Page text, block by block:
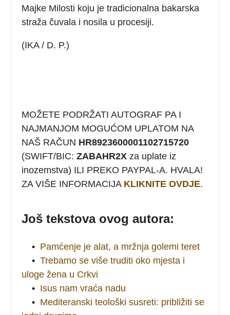
Majke Milosti koju je tradicionalna bakarska
straža čuvala i nosila u procesiji.
(IKA / D. P.)
MOŽETE PODRŽATI AUTOGRAF PA I
NAJMANJOM MOGUĆOM UPLATOM NA
NAŠ RAČUN HR8923600001102715720
(SWIFT/BIC: ZABAHR2X za uplate iz
inozemstva) ILI PREKO PAYPAL-A. HVALA!
ZA VIŠE INFORMACIJA KLIKNITE OVDJE.
Još tekstova ovog autora:
• Pamćenje je alat, a mržnja golemi teret
• Trebamo se više truditi oko mjesta i
uloge žena u Crkvi
• Isus nam vraća nadu
• Mediteranski teološki susreti: približiti se